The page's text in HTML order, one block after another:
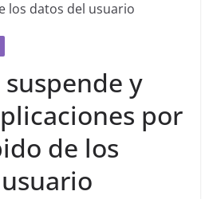
y
por
de los